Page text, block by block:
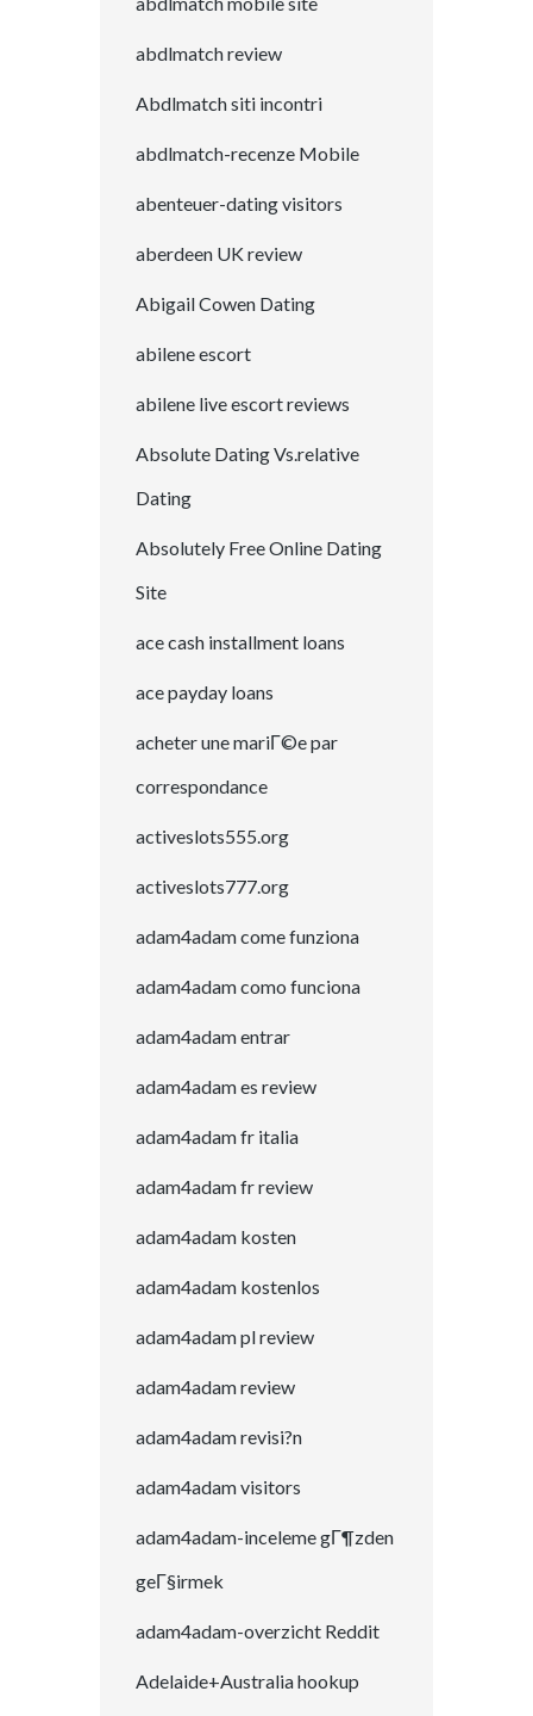
abdlmatch review
Abdlmatch siti incontri
abdlmatch-recenze Mobile
abenteuer-dating visitors
aberdeen UK review
Abigail Cowen Dating
abilene escort
abilene live escort reviews
Absolute Dating Vs.relative
Dating
Absolutely Free Online Dating
Site
ace cash installment loans
ace payday loans
acheter une mariГ©e par
correspondance
activeslots555.org
activeslots777.org
adam4adam come funziona
adam4adam como funciona
adam4adam entrar
adam4adam es review
adam4adam fr italia
adam4adam fr review
adam4adam kosten
adam4adam kostenlos
adam4adam pl review
adam4adam review
adam4adam revisi?n
adam4adam visitors
adam4adam-inceleme gГ¶zden
geГ§irmek
adam4adam-overzicht Reddit
Adelaide+Australia hookup